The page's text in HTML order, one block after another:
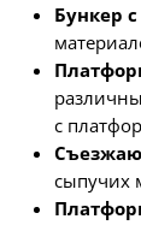
Бункер
с
сыпучих